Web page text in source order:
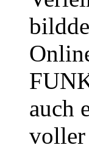
auch
voller